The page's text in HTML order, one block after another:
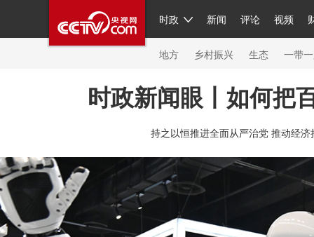
时政 新闻 评论 视频
人民领袖习近平 联播+ 中国
直播 片库 栏目大全 节目单
繁体 海外频道 iPanda
地方 乡村振兴 生态 一带
总台春晚
新闻
人民领
视频
时政新闻眼丨如何把
持之以恒推进全面从严治党 推动经